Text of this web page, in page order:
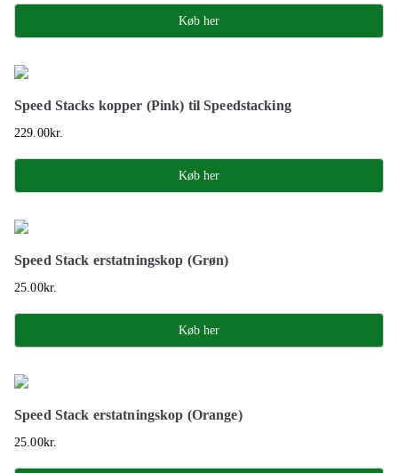
Køb her
Speed Stacks kopper (Pink) til Speedstacking
229.00kr.
Køb her
Speed Stack erstatningskop (Grøn)
25.00kr.
Køb her
Speed Stack erstatningskop (Orange)
25.00kr.